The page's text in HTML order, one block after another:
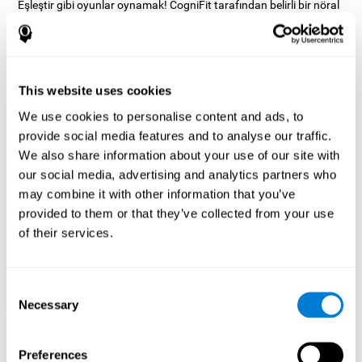
This website uses cookies
We use cookies to personalise content and ads, to
provide social media features and to analyse our traffic.
We also share information about your use of our site with
our social media, advertising and analytics partners who
may combine it with other information that you’ve
provided to them or that they’ve collected from your use
of their services.
Selection
Necessary
Preferences
Eşleştir gibi oyunlar oynamak! CogniFit tarafından belirli bir nöral
ve eğitmek, yeni sinapslar oluşturmaya yardımcı olabilir ve nöral
devrelerin yeniden düzenlenmesine ve zayıflamış veya hasar
Eşleştir! egzersiz inhibisyonu ve görsel algı yeteneklerine yardımcı
oluşturmaya, nöral devreleri yeniden düzenlemeye ve bilişsel
işlevleri iyileştirmeye yardımcı olabilir.
1. HAFTA 2. HAFTA 3. HAFTA